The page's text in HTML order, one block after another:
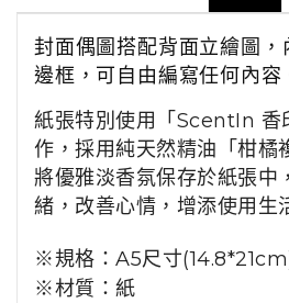
封面偶圖搭配背面立繪圖
邊框，可自由編寫任何內容
紙張特別使用「ScentIn 香
作，採用純天然精油「柑橘
將優雅淡香氛保存於紙張中，
緒，改善心情，增添使用生
※規格： A5尺寸(14.8*21cm)
※材質： 紙